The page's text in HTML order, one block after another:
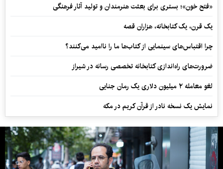
«فتح خون»؛ بستری برای بعثت هنرمندان و تولید آثار فرهنگی
یک قرن، یک کتابخانه، هزاران قصه
چرا اقتباس‌های سینمایی از کتاب‌ها ما را ناامید می‌کنند؟
ضرورت‌های راه‌اندازی کتابخانه تخصصی رسانه در شیراز
لغو معامله ۲ میلیون دلاری یک رمان جنایی
نمایش یک نسخه نادر از قرآن کریم در مکه